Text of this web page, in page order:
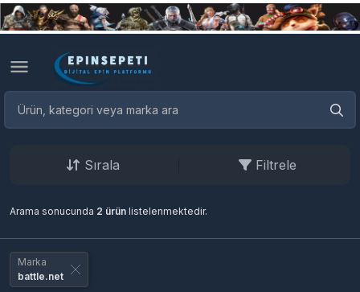
Sırala Filtrele
Arama sonucunda 2 ürün listelenmektedir.
Marka
battle.net